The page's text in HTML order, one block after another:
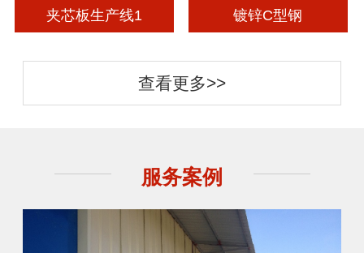
夹芯板生产线1 镀锌C型钢
查看更多>>
服务案例